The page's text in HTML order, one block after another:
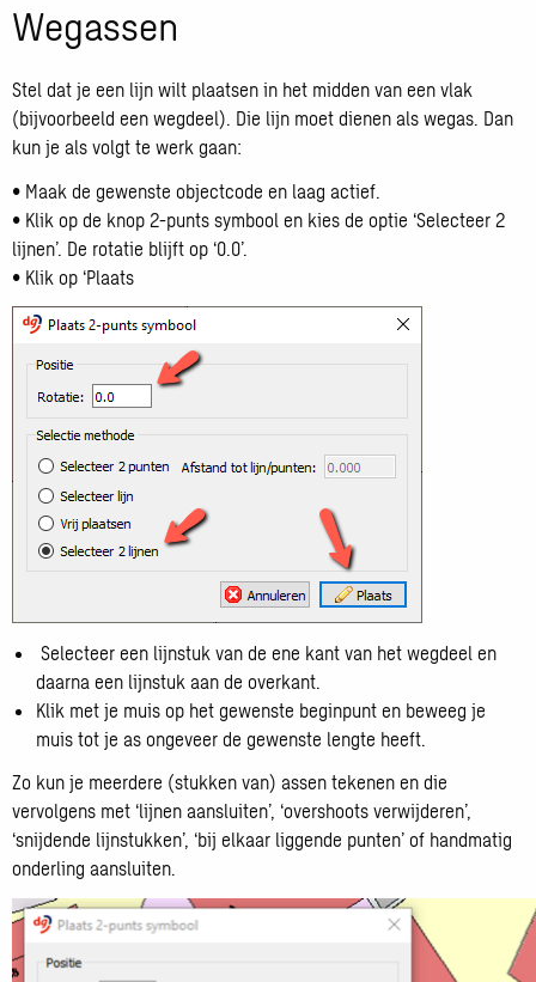
Wegassen
Stel dat je een lijn wilt plaatsen in het midden van een vlak
(bijvoorbeeld een wegdeel). Die lijn moet dienen als wegas. Dan
kun je als volgt te werk gaan:
• Maak de gewenste objectcode en laag actief.
• Klik op de knop 2-punts symbool en kies de optie ‘Selecteer 2
lijnen’. De rotatie blijft op ‘0.0’.
• Klik op ‘Plaats
Selecteer een lijnstuk van de ene kant van het wegdeel en
daarna een lijnstuk aan de overkant.
Klik met je muis op het gewenste beginpunt en beweeg je
muis tot je as ongeveer de gewenste lengte heeft.
Zo kun je meerdere (stukken van) assen tekenen en die
vervolgens met ‘lijnen aansluiten’, ‘overshoots verwijderen’,
‘snijdende lijnstukken’, ‘bij elkaar liggende punten’ of handmatig
onderling aansluiten.